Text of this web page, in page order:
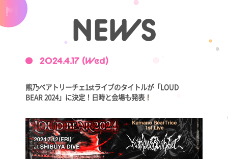
NEWS
2024.4.17 (Wed)
熊乃ベアトリーチェ1stライブのタイトルが「LOUD
BEAR 2024」に決定！日時と会場も発表！